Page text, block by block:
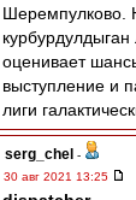
Шеремпулково.
оценивает
выступление и
лиги
serg_chel -
30 авг 2021 13:25